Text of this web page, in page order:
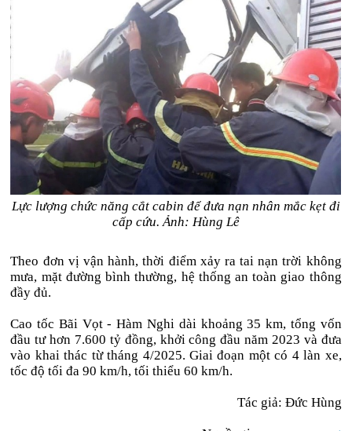
Lực lượng chức năng cắt cabin để đưa nạn nhân mắc kẹt đi
cấp cứu. Ảnh: Hùng Lê
Theo đơn vị vận hành, thời điểm xảy ra tai nạn trời không
mưa, mặt đường bình thường, hệ thống an toàn giao thông
đầy đủ.
Cao tốc Bãi Vọt - Hàm Nghi dài khoảng 35 km, tổng vốn
đầu tư hơn 7.600 tỷ đồng, khởi công đầu năm 2023 và đưa
vào khai thác từ tháng 4/2025. Giai đoạn một có 4 làn xe,
tốc độ tối đa 90 km/h, tối thiểu 60 km/h.
Tác giả: Đức Hùng